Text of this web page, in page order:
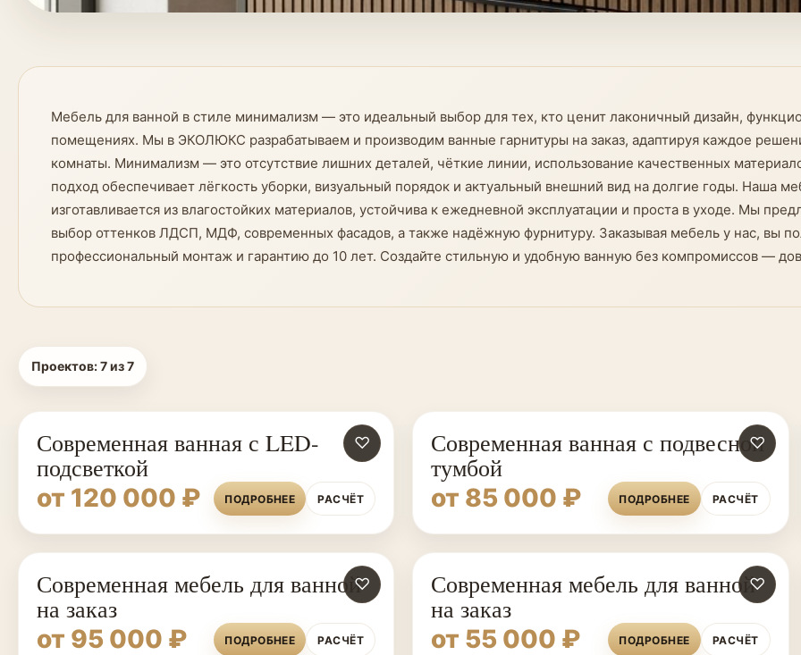
Мебель для ванной в стиле минимализм — это идеальный выбор для тех, кто ценит лаконичный дизайн,
помещениях. Мы в ЭКОЛЮКС разрабатываем и производим ванные гарнитуры на заказ, адаптируя каждое
комнаты. Минимализм — это отсутствие лишних деталей, чёткие линии, использование качественных
подход обеспечивает лёгкость уборки, визуальный порядок и актуальный внешний вид на долгие годы. Наша
изготавливается из влагостойких материалов, устойчива к ежедневной эксплуатации и проста в уходе. Мы
выбор оттенков ЛДСП, МДФ, современных фасадов, а также надёжную фурнитуру. Заказывая мебель у нас, вы
профессиональный монтаж и гарантию до 10 лет. Создайте стильную и удобную ванную без компромиссов —
Проектов:7из7
♡
Современная ванная с LED-
подсветкой
от 120 000 ₽
ПОДРОБНЕЕ РАСЧЁТ
♡
Современная ванная с подвесной
тумбой
от 85 000 ₽
ПОДРОБНЕЕ РАСЧЁТ
♡
Современная мебель для ванной
на заказ
от 95 000 ₽
ПОДРОБНЕЕ РАСЧЁТ
♡
Современная мебель для ванной
на заказ
от 55 000 ₽
ПОДРОБНЕЕ РАСЧЁТ